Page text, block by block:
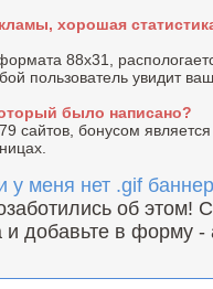
хорошая
88x31,
пользователь увидит
было написано?
сайтов, бонусом
у меня нет .gif
об этом!
добавьте в форму -